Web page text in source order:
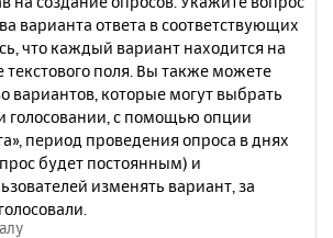
варианта ответа в соответствующих
что каждый вариант находится на
текстового поля. Вы также можете
вариантов, которые могут выбрать
голосовании, с помощью опции
период проведения опроса в днях
будет постоянным) и
изменять вариант, за